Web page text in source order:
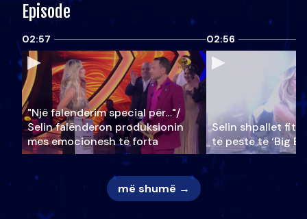
Episode
02:57
"Një falenderim special për…"/
Selin falënderon produksionin
mes emocionesh të forta
02:56
Selin shpallet
të pestë të ‘Big
më shumë →